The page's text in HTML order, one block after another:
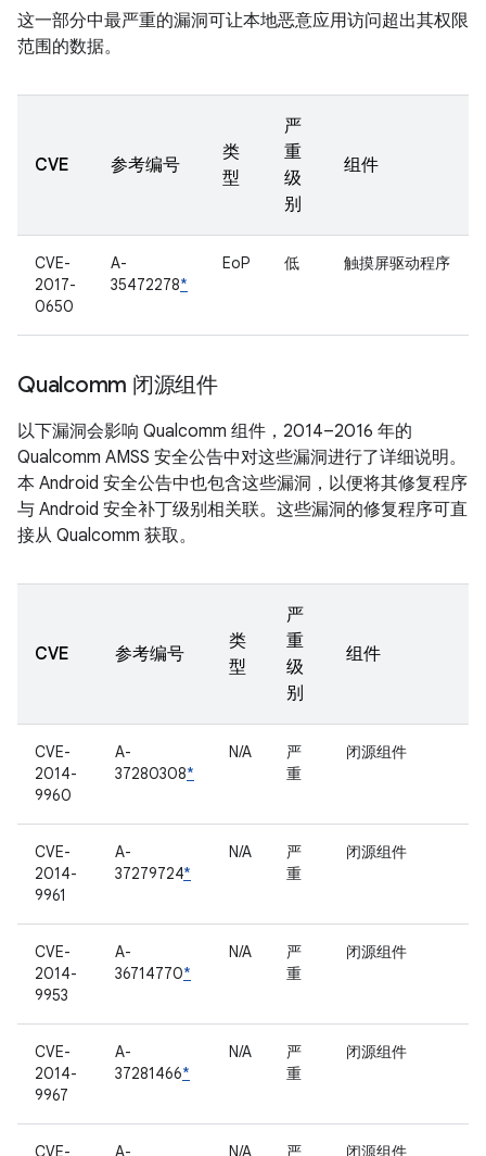
这一部分中最严重的漏洞可让本地恶意应用访问超出其权限
范围的数据。
CVE 参考编号
类
型
严
重
级
别
组件
CVE-
2017-
0650
A-
35472278*
EoP 低 触摸屏驱动程序
Qualcomm 闭源组件
以下漏洞会影响 Qualcomm 组件，2014–2016 年的
Qualcomm AMSS 安全公告中对这些漏洞进行了详细说明。
本 Android 安全公告中也包含这些漏洞，以便将其修复程序
与 Android 安全补丁级别相关联。这些漏洞的修复程序可直
接从 Qualcomm 获取。
CVE 参考编号
类
型
严
重
级
别
组件
CVE-
2014-
9960
A-
37280308*
N/A
严
重
闭源组件
CVE-
2014-
9961
A-
37279724*
N/A
严
重
闭源组件
CVE-
2014-
9953
A-
36714770*
N/A
严
重
闭源组件
CVE-
2014-
9967
A-
37281466*
N/A
严
重
闭源组件
CVE-
A-
N/A
严
闭源组件